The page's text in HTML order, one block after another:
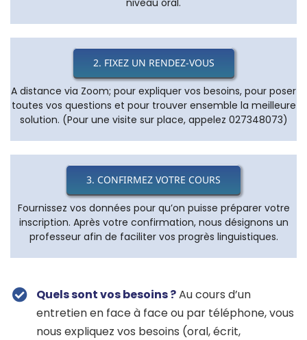
2. FIXEZ UN RENDEZ-VOUS
A distance via Zoom; pour expliquer vos besoins, pour poser
toutes vos questions et pour trouver ensemble la meilleure
solution. (Pour une visite sur place, appelez 027348073)
3. CONFIRMEZ VOTRE COURS
Fournissez vos données pour qu’on puisse préparer votre
inscription. Après votre confirmation, nous désignons un
professeur afin de faciliter vos progrès linguistiques.
Quels sont vos besoins ?Au cours d’un
entretien en face à face ou par téléphone, vous
nous expliquez vos besoins (oral, écrit,